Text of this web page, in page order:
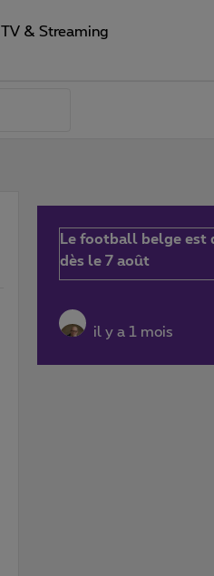
TV & Streaming
Le football belge est
dès le 7 août
il y a 1 mois